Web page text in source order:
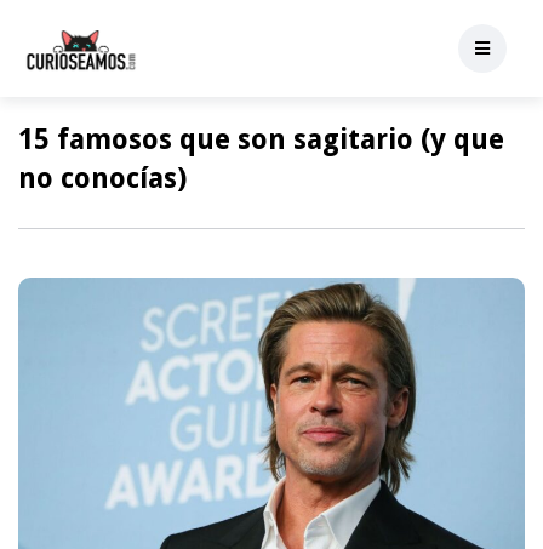
15 famosos que son sagitario (y que
no conocías)